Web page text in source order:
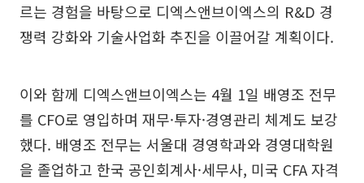
르는 경험을 바탕으로 디엑스앤브이엑스의 R&D 경
쟁력 강화와 기술사업화 추진을 이끌어갈 계획이다.
이와 함께 디엑스앤브이엑스는 4월 1일 배영조 전무
를 CFO로 영입하며 재무·투자·경영관리 체계도 보강
했다. 배영조 전무는 서울대 경영학과와 경영대학원
을 졸업하고 한국 공인회계사·세무사, 미국 CFA 자격